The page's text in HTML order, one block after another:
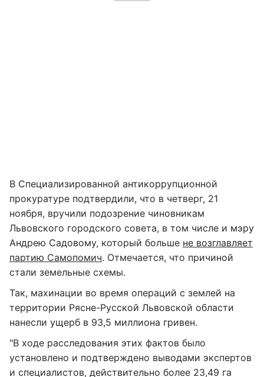
В Специализированной антикоррупционной
прокуратуре подтвердили, что в четверг, 21
ноября, вручили подозрение чиновникам
Львовского городского совета, в том числе и мэру
Андрею Садовому, который больше не возглавляет
партию Самопомич. Отмечается, что причиной
стали земельные схемы.
Так, махинации во время операций с землей на
территории Рясне-Русской Львовской области
нанесли ущерб в 93,5 миллиона гривен.
"В ходе расследования этих фактов было
установлено и подтверждено выводами экспертов
и специалистов, действительно более 23,49 га